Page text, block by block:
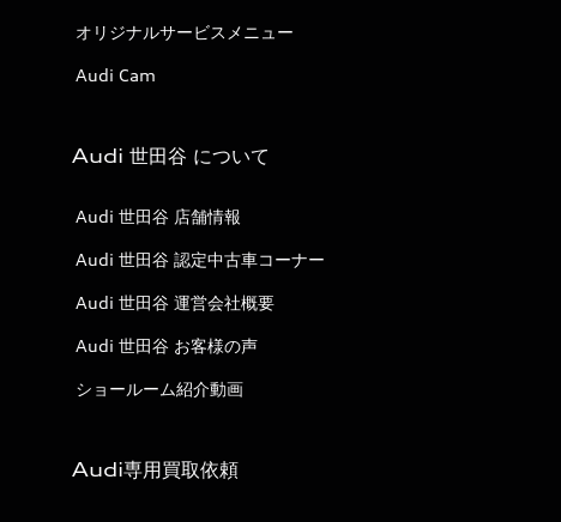
オリジナルサービスメニュー
Audi Cam
Audi 世田谷 について
Audi 世田谷 店舗情報
Audi 世田谷 認定中古車コーナー
Audi 世田谷 運営会社概要
Audi 世田谷 お客様の声
ショールーム紹介動画
Audi専用買取依頼